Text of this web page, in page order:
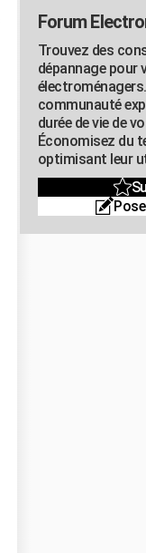
Forum
Trouvez des
dépannage pour
communauté
durée de vie de
Économisez du
optimisant leur